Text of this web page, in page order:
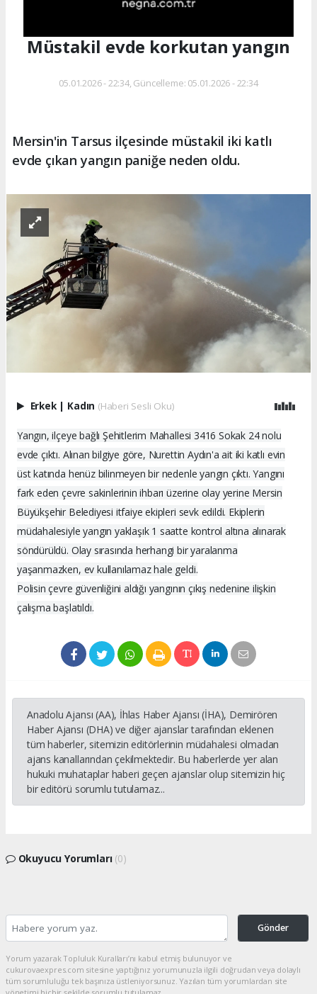
Müstakil evde korkutan yangın
05.01.2026 - 22:34, Güncelleme: 05.01.2026 - 22:34
Mersin'in Tarsus ilçesinde müstakil iki katlı
evde çıkan yangın paniğe neden oldu.
Erkek Kadın (Haberi Sesli Oku)
Yangın, ilçeye bağlı Şehitlerim Mahallesi 3416 Sokak 24 nolu
evde çıktı. Alınan bilgiye göre, Nurettin Aydın'a ait iki katlı evin
üst katında henüz bilinmeyen bir nedenle yangın çıktı. Yangını
fark eden çevre sakinlerinin ihbarı üzerine olay yerine Mersin
Büyükşehir Belediyesi itfaiye ekipleri sevk edildi. Ekiplerin
müdahalesiyle yangın yaklaşık 1 saatte kontrol altına alınarak
söndürüldü. Olay sırasında herhangi bir yaralanma
yaşanmazken, ev kullanılamaz hale geldi.
Polisin çevre güvenliğini aldığı yangının çıkış nedenine ilişkin
çalışma başlatıldı.
Anadolu Ajansı (AA), İhlas Haber Ajansı (İHA), Demirören
Haber Ajansı (DHA) ve diğer ajanslar tarafından eklenen
tüm haberler, sitemizin editörlerinin müdahalesi olmadan
ajans kanallarından çekilmektedir. Bu haberlerde yer alan
hukuki muhataplar haberi geçen ajanslar olup sitemizin hiç
bir editörü sorumlu tutulamaz...
Okuyucu Yorumları (0)
Gönder
Yorum yazarak Topluluk Kuralları’nı kabul etmiş bulunuyor ve
cukurovaexpres.com sitesine yaptığınız yorumunuzla ilgili doğrudan veya dolaylı
tüm sorumluluğu tek başınıza üstleniyorsunuz. Yazılan tüm yorumlardan site